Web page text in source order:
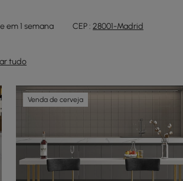
em 1 semana CEP : 28001-Madrid
tudo
Venda de cerveja